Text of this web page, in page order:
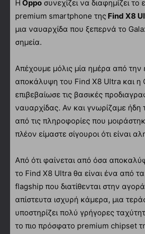
H Oppo συνεχίζει να διαφημίζει
premium smartphone της Find X8
μια ναυαρχίδα που ξεπερνά το
σημεία.
Απέχουμε μόλις μία ημέρα από την
αποκάλυψη του Find X8 Ultra και η
επιβεβαίωσε τις βασικές
ναυαρχίδας. Αν και γνωρίζαμε ήδη
από τις πληροφορίες που
πλέον είμαστε σίγουροι ότι είναι
Από ότι φαίνεται από όσα
το Find X8 Ultra θα είναι ένα από
flagship που διατίθενται στην
απίστευτα ισχυρή κάμερα, μια
υποστηρίζει πολύ γρήγορες
το πιο πρόσφατο premium chipset